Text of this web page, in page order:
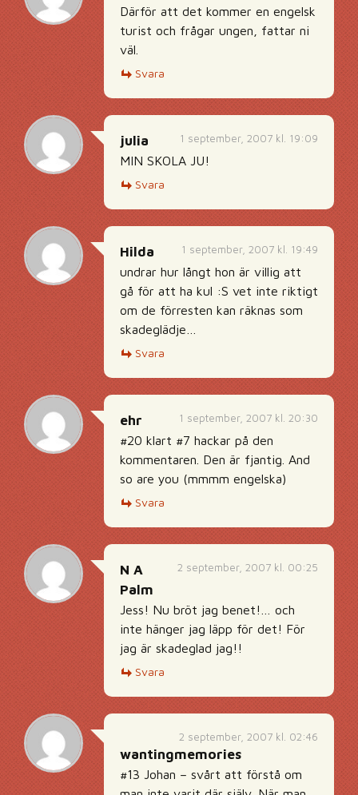
Därför att det kommer en engelsk
turist och frågar ungen, fattar ni
väl.
Svara
1 september, 2007 kl. 19:09
julia
MIN SKOLA JU!
Svara
1 september, 2007 kl. 19:49
Hilda
undrar hur långt hon är villig att
gå för att ha kul :S vet inte riktigt
om de förresten kan räknas som
skadeglädje…
Svara
1 september, 2007 kl. 20:30
ehr
#20 klart #7 hackar på den
kommentaren. Den är fjantig. And
so are you (mmmm engelska)
Svara
2 september, 2007 kl. 00:25
N A
Palm
Jess! Nu bröt jag benet!… och
inte hänger jag läpp för det! För
jag är skadeglad jag!!
Svara
2 september, 2007 kl. 02:46
wantingmemories
#13 Johan – svårt att förstå om